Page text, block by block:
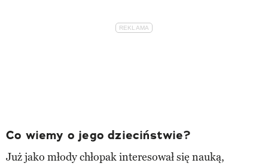
Co wiemy o jego dzieciństwie?
Już jako młody chłopak interesował się nauką,